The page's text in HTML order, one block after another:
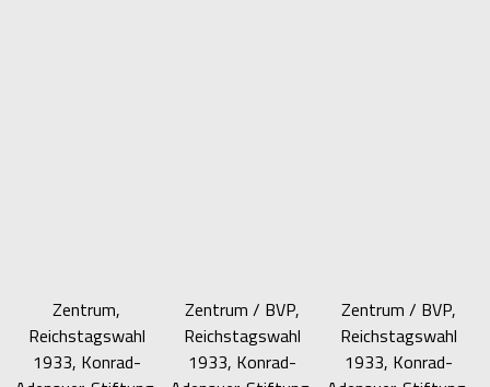
Zentrum,
Reichstagswahl
1933, Konrad-
Zentrum / BVP,
Reichstagswahl
1933, Konrad-
Zentrum / BVP,
Reichstagswahl
1933, Konrad-